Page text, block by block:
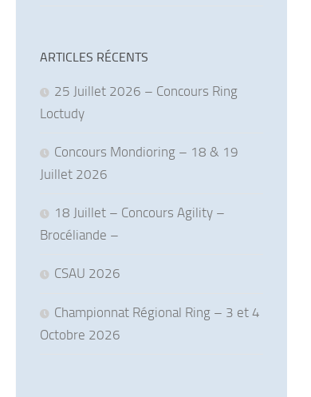
ARTICLES RÉCENTS
25 Juillet 2026 – Concours Ring
Loctudy
Concours Mondioring – 18 & 19
Juillet 2026
18 Juillet – Concours Agility –
Brocéliande –
CSAU 2026
Championnat Régional Ring – 3 et 4
Octobre 2026